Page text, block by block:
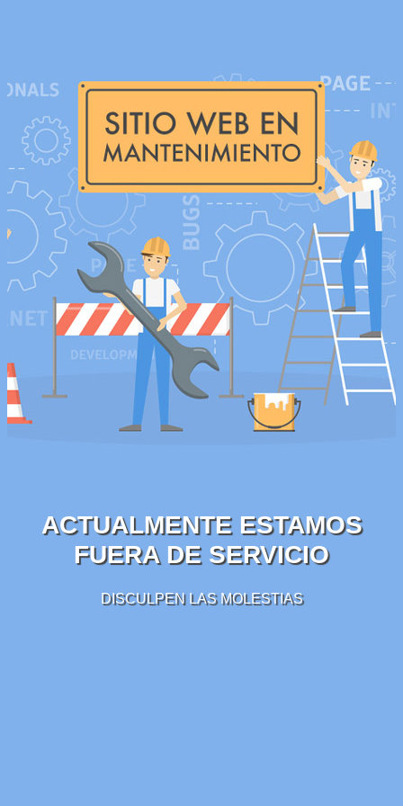
ACTUALMENTE ESTAMOS
FUERA DE SERVICIO
DISCULPEN LAS MOLESTIAS